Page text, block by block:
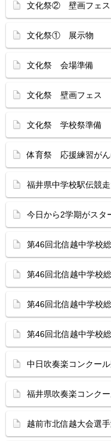
文化祭② 壁画フェス
文化祭① 展示物
文化祭 会場準備
文化祭 壁画フェス
文化祭 学校祭準備
体育祭 応援練習がん
福井県中学校駅伝競
今日から2学期がスタ
第46回北信越中学
第46回北信越中学
第46回北信越中学校
第46回北信越中学校
中日吹奏楽コンクー
福井県吹奏楽コンク
越前市北信越大会選